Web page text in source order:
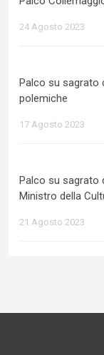
24 Agosto 2023
Palco su sagrato
polemiche
17 Agosto 2023
Palco su sagrato
Ministro della
21 Agosto 2023